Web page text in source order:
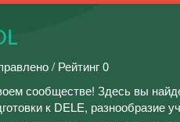
/ Рейтинг 0
сообществе! Здесь вы
к DELE, разнообразие